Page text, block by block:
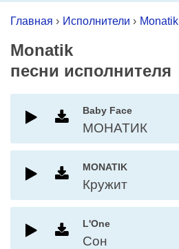
Главная › Исполнители › Monatik
Monatik
песни исполнителя
Baby Face
МОНАТИК
MONATIK
Кружит
L'One
Сон